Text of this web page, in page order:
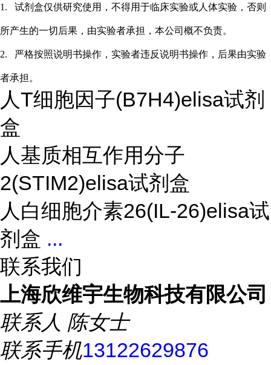
1. 试剂盒仅供研究使用，不得用于临床实验或人 体实验，否则
所产生的一切后果，由实验者承担，本公司概不负责。
2. 严格按照说明书操作，实验者违反说明书操作，后果由实验
者承担。
人T细胞因子(B7H4)elisa试剂
盒
人基质相互作用分子
2(STIM2)elisa试剂盒
人白细胞介素26(IL-26)elisa试
剂盒 ...
联系我们
上海欣维宇生物科技有限公司
联系人 陈女士
联系手机13122629876